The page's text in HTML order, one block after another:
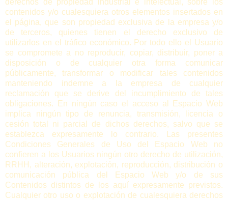
derechos de propiedad industrial e intelectual, sobre los
contenidos y/o cualesquiera otros elementos insertados en
el página, que son propiedad exclusiva de la empresa y/o
de terceros, quienes tienen el derecho exclusivo de
utilizarlos en el tráfico económico. Por todo ello el Usuario
se compromete a no reproducir, copiar, distribuir, poner a
disposición o de cualquier otra forma comunicar
públicamente, transformar o modificar tales contenidos
manteniendo indemne a la empresa de cualquier
reclamación que se derive del incumplimiento de tales
obligaciones. En ningún caso el acceso al Espacio Web
implica ningún tipo de renuncia, transmisión, licencia o
cesión total ni parcial de dichos derechos, salvo que se
establezca expresamente lo contrario. Las presentes
Condiciones Generales de Uso del Espacio Web no
confieren a los Usuarios ningún otro derecho de utilización,
RRHH, alteración, explotación, reproducción, distribución o
comunicación pública del Espacio Web y/o de sus
Contenidos distintos de los aquí expresamente previstos.
Cualquier otro uso o explotación de cualesquiera derechos